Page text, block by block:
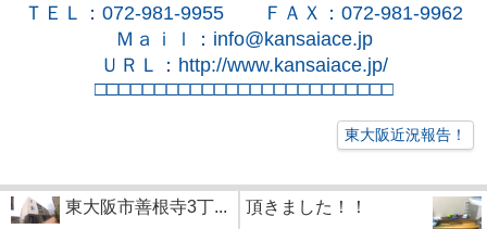
ＴＥＬ： 072-981-9955 ＦＡＸ： 072-981-9962
Ｍａｉｌ： info@kansaiace.jp
ＵＲＬ： http://www.kansaiace.jp/
□□□□□□□□□□□□□□□□□□□□□□□□□
東大阪近況報告！
東大阪市善根寺3丁... 頂きました！！